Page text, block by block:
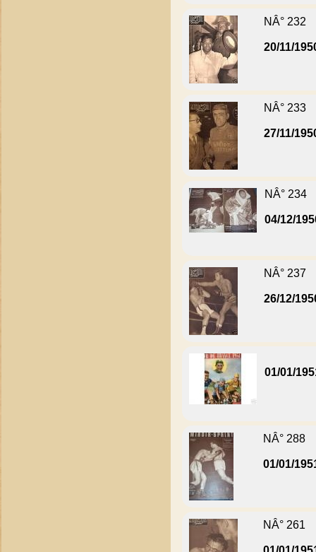
NÂ° 232
20/11/
NÂ° 233
27/11/
NÂ° 234
04/12/
NÂ° 237
26/12/
01/01/
NÂ° 288
01/01/
NÂ° 261